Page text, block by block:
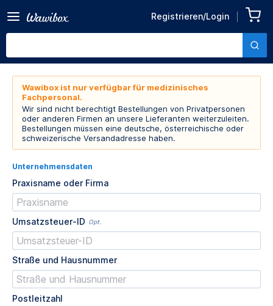
Registrieren/Login
Wawibox ist nur verfügbar für medizinisches
Fachpersonal.
Wir sind nicht berechtigt Bestellungen von Privatpersonen
oder anderen Firmen an unsere Lieferanten weiterzuleiten.
Bestellungen müssen eine deutsche, österreichische oder
schweizerische Versandadresse haben.
Unternehmensdaten
Praxisname oder Firma
Umsatzsteuer-ID Opt.
Straße und Hausnummer
Postleitzahl